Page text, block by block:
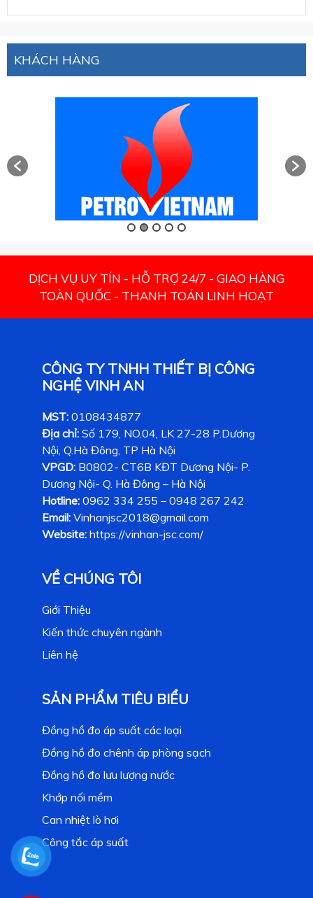
KHÁCH HÀNG
DỊCH VỤ UY TÍN - HỖ TRỢ 24/7 - GIAO HÀNG
TOÀN QUỐC - THANH TOÁN LINH HOẠT
CÔNG TY TNHH THIẾT BỊ CÔNG
NGHỆ VINH AN
MST: 0108434877
Địa chỉ: Số 179, NO.04, LK 27-28 P.Dương
Nội, Q.Hà Đông, TP Hà Nội
VPGD: B0802- CT6B KĐT Dương Nội- P.
Dương Nội- Q. Hà Đông – Hà Nội
Hotline: 0962 334 255 – 0948 267 242
Email: Vinhanjsc2018@gmail.com
Website: https://vinhan-jsc.com/
VỀ CHÚNG TÔI
Giới Thiệu
Kiến thức chuyên ngành
Liên hệ
SẢN PHẨM TIÊU BIỂU
Đồng hồ đo áp suất các loại
Đồng hồ đo chênh áp phòng sạch
Đồng hồ đo lưu lượng nước
Khớp nối mềm
Can nhiệt lò hơi
Công tắc áp suất